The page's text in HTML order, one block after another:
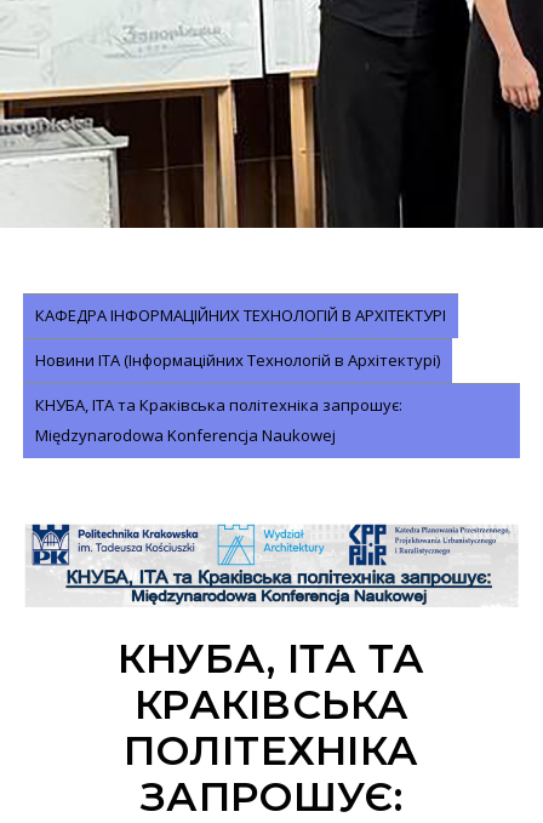
КАФЕДРА ІНФОРМАЦІЙНИХ ТЕХНОЛОГІЙ В АРХІТЕКТУРІ
Новини ІТА (Інформаційних Технологій в Архітектурі)
КНУБА, ІТА та Краківська політехніка запрошує:
Międzynarodowa Konferencja Naukowej
КНУБА, ІТА ТА
КРАКІВСЬКА
ПОЛІТЕХНІКА
ЗАПРОШУЄ: